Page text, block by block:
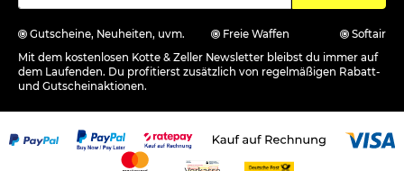
Gutscheine, Neuheiten, uvm. Freie Waffen
Softair
Mit dem kostenlosen Kotte & Zeller Newsletter bleibst du immer auf
dem Laufenden. Du profitierst zusätzlich von regelmäßigen Rabatt-
und Gutscheinaktionen.